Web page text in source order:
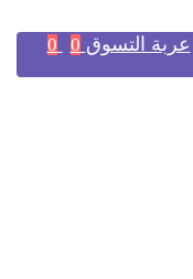
عربة التسوق 0
0